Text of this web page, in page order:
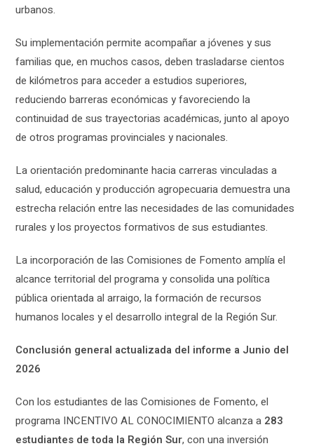
urbanos.
Su implementación permite acompañar a jóvenes y sus
familias que, en muchos casos, deben trasladarse cientos
de kilómetros para acceder a estudios superiores,
reduciendo barreras económicas y favoreciendo la
continuidad de sus trayectorias académicas, junto al apoyo
de otros programas provinciales y nacionales.
La orientación predominante hacia carreras vinculadas a
salud, educación y producción agropecuaria demuestra una
estrecha relación entre las necesidades de las comunidades
rurales y los proyectos formativos de sus estudiantes.
La incorporación de las Comisiones de Fomento amplía el
alcance territorial del programa y consolida una política
pública orientada al arraigo, la formación de recursos
humanos locales y el desarrollo integral de la Región Sur.
Conclusión general actualizada del informe a Junio del
2026
Con los estudiantes de las Comisiones de Fomento, el
programa INCENTIVO AL CONOCIMIENTO alcanza a 283
estudiantes de toda la Región Sur, con una inversión